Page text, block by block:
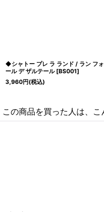
◆シャトー プレ ラ ランド / ラン フォ
ール デ ザルテール [BS001]
3,960円(税込)
この商品を買った人は、